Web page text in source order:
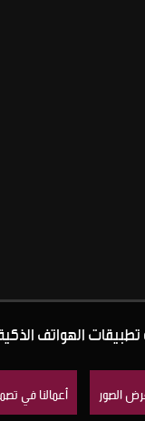
الهواتف
الصور أعمالنا في